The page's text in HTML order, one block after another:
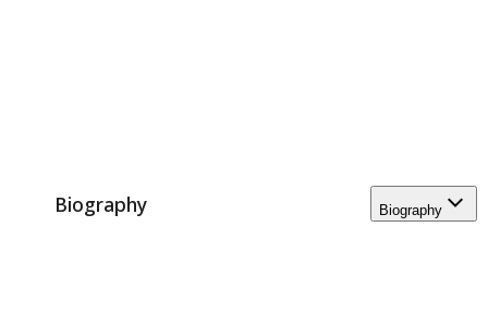
Biography Biography